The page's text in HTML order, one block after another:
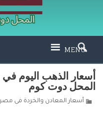
MENU
المحل دوت كوم
أسعار المعادن والخردة فى مصر